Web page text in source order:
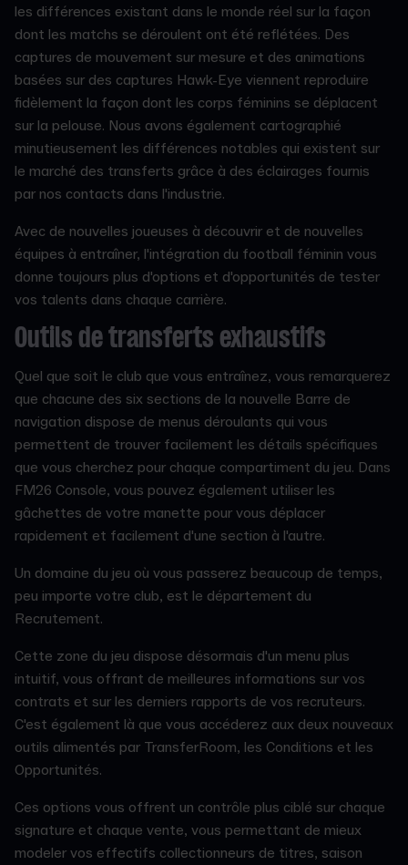
les différences existant dans le monde réel sur la façon
dont les matchs se déroulent ont été reflétées. Des
captures de mouvement sur mesure et des animations
basées sur des captures Hawk-Eye viennent reproduire
fidèlement la façon dont les corps féminins se déplacent
sur la pelouse. Nous avons également cartographié
minutieusement les différences notables qui existent sur
le marché des transferts grâce à des éclairages fournis
par nos contacts dans l'industrie.
Avec de nouvelles joueuses à découvrir et de nouvelles
équipes à entraîner, l'intégration du football féminin vous
donne toujours plus d'options et d'opportunités de tester
vos talents dans chaque carrière.
Outils de transferts exhaustifs
Quel que soit le club que vous entraînez, vous remarquerez
que chacune des six sections de la nouvelle Barre de
navigation dispose de menus déroulants qui vous
permettent de trouver facilement les détails spécifiques
que vous cherchez pour chaque compartiment du jeu. Dans
FM26 Console, vous pouvez également utiliser les
gâchettes de votre manette pour vous déplacer
rapidement et facilement d'une section à l'autre.
Un domaine du jeu où vous passerez beaucoup de temps,
peu importe votre club, est le département du
Recrutement.
Cette zone du jeu dispose désormais d'un menu plus
intuitif, vous offrant de meilleures informations sur vos
contrats et sur les derniers rapports de vos recruteurs.
C'est également là que vous accéderez aux deux nouveaux
outils alimentés par TransferRoom, les Conditions et les
Opportunités.
Ces options vous offrent un contrôle plus ciblé sur chaque
signature et chaque vente, vous permettant de mieux
modeler vos effectifs collectionneurs de titres, saison